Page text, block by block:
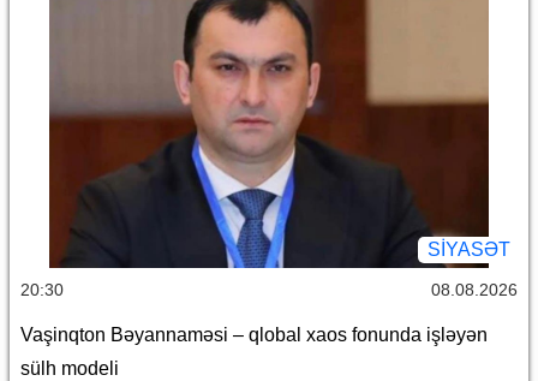
SİYASƏT
20:30 08.08.2026
Vaşinqton Bəyannaməsi – qlobal xaos fonunda işləyən
sülh modeli